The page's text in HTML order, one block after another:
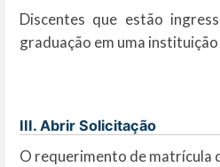
Discentes que estão
graduação em uma
III. Abrir Solicitação
O requerimento de matrícula